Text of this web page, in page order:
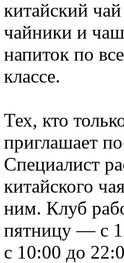
китайский
чайники и
напиток по
классе.
Тех, кто
приглашает
Специалист
китайского
ним. Клуб
пятницу — с
с 10:00 до